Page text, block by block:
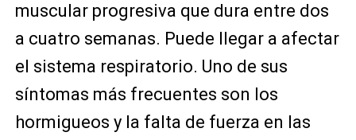
muscular progresiva que dura entre dos
a cuatro semanas. Puede llegar a afectar
el sistema respiratorio. Uno de sus
síntomas más frecuentes son los
hormigueos y la falta de fuerza en las